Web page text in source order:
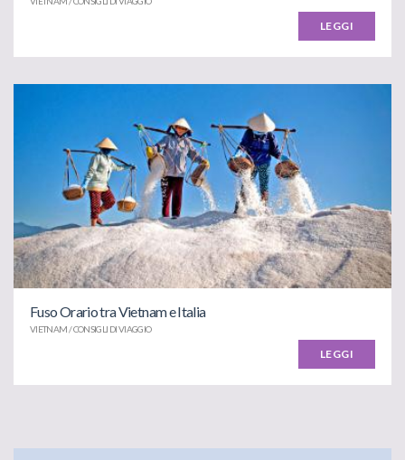
LEGGI
Fuso Orario tra Vietnam e Italia
VIETNAM / CONSIGLI DI VIAGGIO
LEGGI